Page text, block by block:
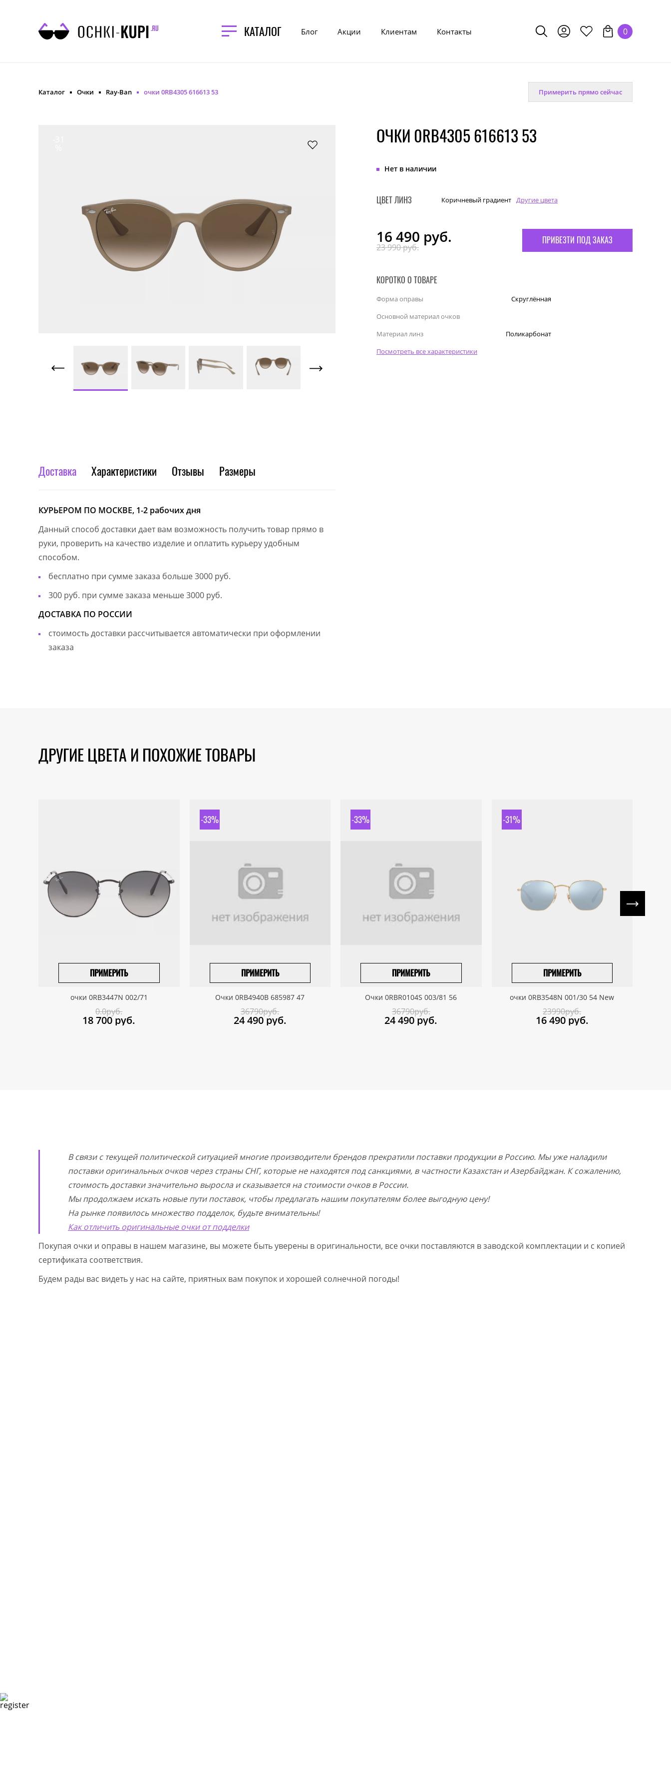
КАТАЛОГ Блог Акции Клиентам Контакты 0
Каталог Очки Ray-Ban очки 0RB4305 616613 53 Примерить прямо сейчас
ОЧКИ 0RB4305 616613 53
Нет в наличии
ЦВЕТ ЛИНЗ Коричневый градиент Другие цвета
16 490 руб.
23 990 руб.
ПРИВЕЗТИ ПОД ЗАКАЗ
КОРОТКО О ТОВАРЕ
Форма оправы
Скруглённая
Основной материал очков
Материал линз
Поликарбонат
Посмотреть все характеристики
Доставка Характеристики Отзывы Размеры
КУРЬЕРОМ ПО МОСКВЕ, 1-2 рабочих дня
Данный способ доставки дает вам возможность получить товар прямо в
руки, проверить на качество изделие и оплатить курьеру удобным
способом.
бесплатно при сумме заказа больше 3000 руб.
300 руб. при сумме заказа меньше 3000 руб.
ДОСТАВКА ПО РОССИИ
стоимость доставки рассчитывается автоматически при оформлении
заказа
ДРУГИЕ ЦВЕТА И ПОХОЖИЕ ТОВАРЫ
ПРИМЕРИТЬ
ВЫБРАТЬ РАЗМЕР
очки 0RB3447N 002/71
0.0руб.
18 700 руб.
-33%
ПРИМЕРИТЬ
ПРИВЕЗТИ ПОД ЗАКАЗ
Очки 0RB4940B 685987 47
36790руб.
24 490 руб.
-33%
ПРИМЕРИТЬ
ПРИВЕЗТИ ПОД ЗАКАЗ
Очки 0RBR0104S 003/81 56
36790руб.
24 490 руб.
-31%
ПРИМЕРИТЬ
ПРИВЕЗТИ ПОД ЗАКАЗ
очки 0RB3548N 001/30 54 New
23990руб.
16 490 руб.
В связи с текущей политической ситуацией многие производители брендов прекратили поставки продукции в Россию. Мы уже наладили
поставки оригинальных очков через страны СНГ, которые не находятся под санкциями, в частности Казахстан и Азербайджан. К сожалению,
стоимость доставки значительно выросла и сказывается на стоимости очков в России.
Мы продолжаем искать новые пути поставок, чтобы предлагать нашим покупателям более выгодную цену!
На рынке появилось множество подделок, будьте внимательны!
Как отличить оригинальные очки от подделки
Покупая очки и оправы в нашем магазине, вы можете быть уверены в оригинальности, все очки поставляются в заводской комплектации и с копией
сертификата соответствия.
Будем рады вас видеть у нас на сайте, приятных вам покупок и хорошей солнечной погоды!